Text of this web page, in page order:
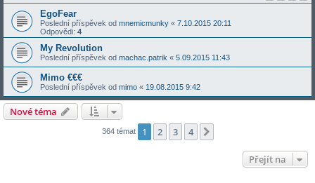
EgoFear
Poslední příspěvek od mnemicmunky « 7.10.2015 20:11
Odpovědi: 4
My Revolution
Poslední příspěvek od machac.patrik « 5.09.2015 11:43
Mimo €€€
Poslední příspěvek od mimo « 19.08.2015 9:42
Nové téma
364 témat 1 2 3 4
Přejít na